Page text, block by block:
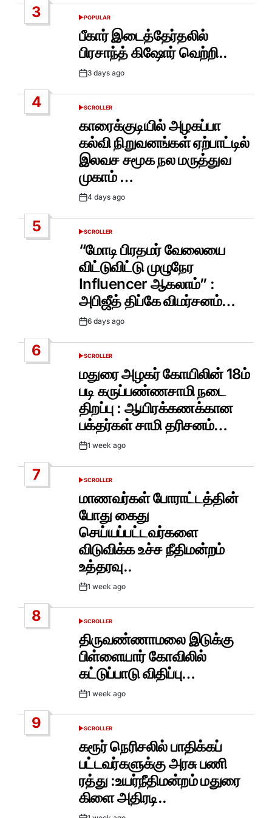
3
POSTED
POPULAR
பீகார் இடைத்தேர்தலில்
பிரசாந்த் கிஷோர் வெற்றி..
Post3 days ago
4
POSTED
SCROLLER
காரைக்குடியில் அழகப்பா
கல்வி நிறுவனங்கள் ஏற்பாட்டில்
இலவச சமூக நல மருத்துவ
முகாம் …
Post4 days ago
5
POSTED
SCROLLER
“மோடி பிரதமர் வேலையை
விட்டுவிட்டு முழுநேர
Influencer ஆகலாம்” :
அபிஜீத் திப்கே விமர்சனம்…
Post6 days ago
6
POSTED
SCROLLER
மதுரை அழகர் கோயிலின் 18ம்
படி கருப்பண்ணசாமி நடை
திறப்பு : ஆயிரக்கணக்கான
பக்தர்கள் சாமி தரிசனம்…
Post1 week ago
7
POSTED
SCROLLER
மாணவர்கள் போராட்டத்தின்
போது கைது
செய்யப்பட்டவர்களை
விடுவிக்க உச்ச நீதிமன்றம்
உத்தரவு..
Post1 week ago
8
POSTED
SCROLLER
திருவண்ணாமலை இடுக்கு
பிள்ளையார் கோவிலில்
கட்டுப்பாடு விதிப்பு…
Post1 week ago
9
POSTED
SCROLLER
கரூர் நெரிசலில் பாதிக்கப்
பட்டவர்களுக்கு அரசு பணி
ரத்து :உயர்நீதிமன்றம் மதுரை
கிளை அதிரடி..